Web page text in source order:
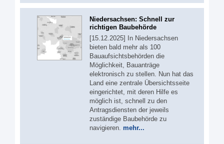
Niedersachsen: Schnell zur
richtigen Baubehörde
[15.12.2025] In Niedersachsen
bieten bald mehr als 100
Bauaufsichtsbehörden die
Möglichkeit, Bauanträge
elektronisch zu stellen. Nun hat das
Land eine zentrale Übersichtsseite
eingerichtet, mit deren Hilfe es
möglich ist, schnell zu den
Antragsdiensten der jeweils
zuständige Baubehörde zu
navigieren. mehr...